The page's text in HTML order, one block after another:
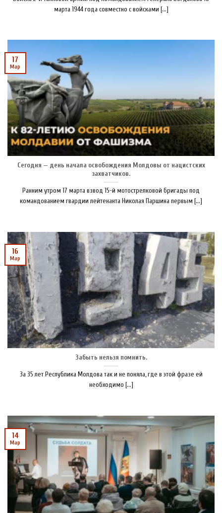
марта 1944 года совместно с войсками [...]
Сегодня — день начала освобождения Молдовы от нацистских
захватчиков.
Ранним утром 17 марта взвод 15-й мотострелковой бригады под
командованием гвардии лейтенанта Николая Паршина первым [...]
17
Мар
Забыть нельзя помнить.
За 35 лет Республика Молдова так и не поняла, где в этой фразе ей
необходимо [...]
16
Мар
14
Мар